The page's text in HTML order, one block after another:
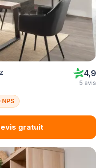
4,9
5 avis
NPS
gratuit